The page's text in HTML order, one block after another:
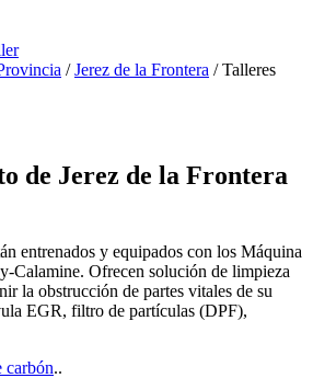
/Jerez de la Frontera /Talleres
de Jerez de la Frontera
entrenados y equipados con los Máquina
Calamine. Ofrecen solución de limpieza
la obstrucción de partes vitales de su
EGR, filtro de partículas (DPF),
carbón..